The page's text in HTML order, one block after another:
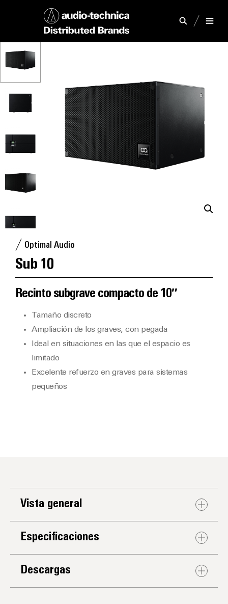
Optimal Audio
Sub 10
Recinto subgrave compacto de 10″
Tamaño discreto
Ampliación de los graves, con pegada
Ideal en situaciones en las que el espacio es
limitado
Excelente refuerzo en graves para sistemas
pequeños
Vista general
Especificaciones
Descargas